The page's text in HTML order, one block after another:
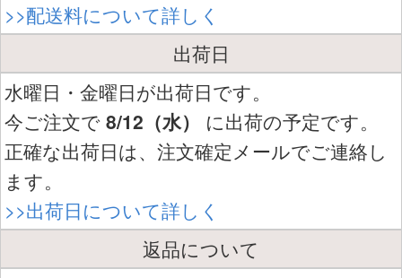
>>配送料について詳しく
出荷日
水曜日・金曜日が出荷日です。
今ご注文で 8/12（水）
に出荷の予定です。
正確な出荷日は、注文確定メールでご連絡し
ます。
>>出荷日について詳しく
返品について